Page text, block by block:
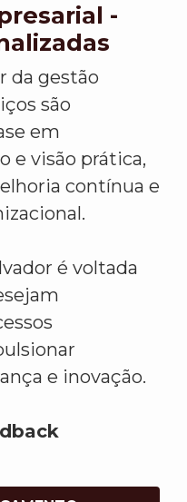
-
da gestão
são
em
e visão prática,
contínua e
é voltada
e inovação.